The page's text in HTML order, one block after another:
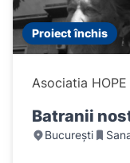
Proiect închis
Asociatia
Batranii
București